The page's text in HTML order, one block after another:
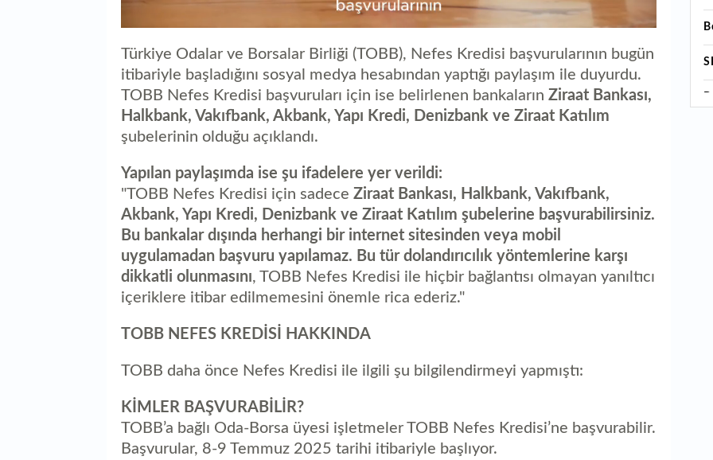
seconds
of
0
seconds
Volume
0%
Türkiye Odalar ve Borsalar Birliği (TOBB), Nefes Kredisi başvurularının bugün
itibariyle başladığını sosyal medya hesabından yaptığı paylaşım ile duyurdu.
TOBB Nefes Kredisi başvuruları için ise belirlenen bankaların Ziraat Bankası,
Halkbank, Vakıfbank, Akbank, Yapı Kredi, Denizbank ve Ziraat Katılım
şubelerinin olduğu açıklandı.
Yapılan paylaşımda ise şu ifadelere yer verildi:
"TOBB Nefes Kredisi için sadece Ziraat Bankası, Halkbank, Vakıfbank,
Akbank, Yapı Kredi, Denizbank ve Ziraat Katılım şubelerine başvurabilirsiniz.
Bu bankalar dışında herhangi bir internet sitesinden veya mobil
uygulamadan başvuru yapılamaz. Bu tür dolandırıcılık yöntemlerine karşı
dikkatli olunmasını, TOBB Nefes Kredisi ile hiçbir bağlantısı olmayan yanıltıcı
içeriklere itibar edilmemesini önemle rica ederiz."
TOBB NEFES KREDİSİ HAKKINDA
TOBB daha önce Nefes Kredisi ile ilgili şu bilgilendirmeyi yapmıştı:
KİMLER BAŞVURABİLİR?
TOBB’a bağlı Oda-Borsa üyesi işletmeler TOBB Nefes Kredisi’ne başvurabilir.
Başvurular, 8-9 Temmuz 2025 tarihi itibariyle başlıyor.